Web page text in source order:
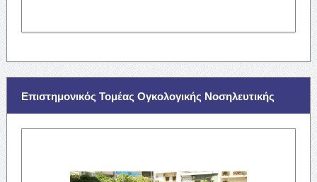
Επιστημονικός Τομέας Ογκολογικής Νοσηλευτικής